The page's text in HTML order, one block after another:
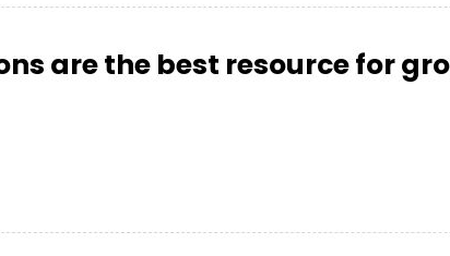
are the best resource for